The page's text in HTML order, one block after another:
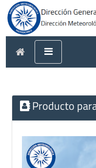
Producto